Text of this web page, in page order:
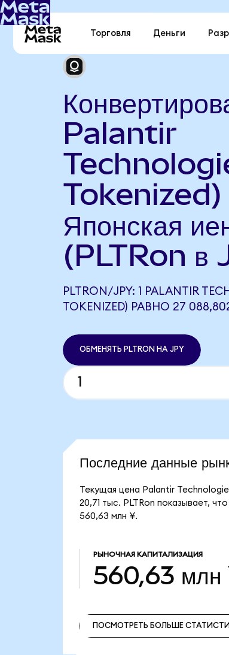
Торговля Деньги
Palantir
Tokenized)
Японская
(PLTRon в
PLTRON/JPY: 1 PALANTIR
TOKENIZED) РАВНО 27
ОБМЕНЯТЬ PLTRON НА JPY
Последние данные
Текущая цена Palantir
20,71 тыс. PLTRon показывает,
560,63 млн ¥.
РЫНОЧНАЯ КАПИТАЛИЗАЦИЯ
560,63 млн
ПОСМОТРЕТЬ БОЛЬШЕ